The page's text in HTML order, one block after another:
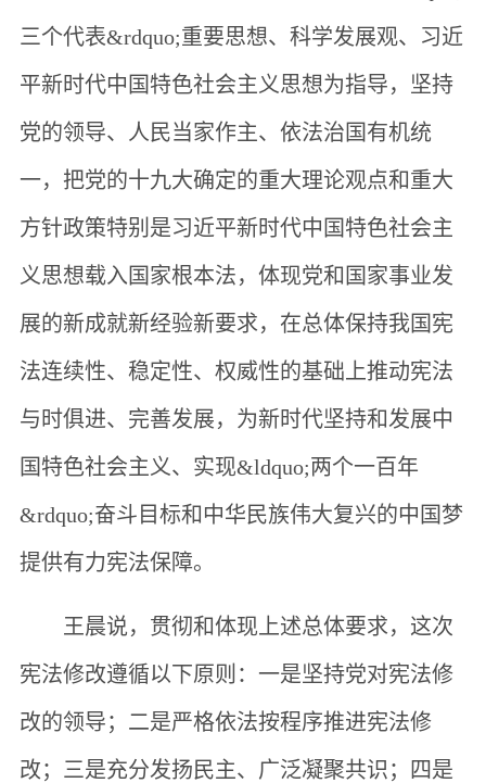
三个代表&rdquo;重要思想、科学发展观、习近
平新时代中国特色社会主义思想为指导，坚持
党的领导、人民当家作主、依法治国有机统
一，把党的十九大确定的重大理论观点和重大
方针政策特别是习近平新时代中国特色社会主
义思想载入国家根本法，体现党和国家事业发
展的新成就新经验新要求，在总体保持我国宪
法连续性、稳定性、权威性的基础上推动宪法
与时俱进、完善发展，为新时代坚持和发展中
国特色社会主义、实现&ldquo;两个一百年
&rdquo;奋斗目标和中华民族伟大复兴的中国梦
提供有力宪法保障。
王晨说，贯彻和体现上述总体要求，这次
宪法修改遵循以下原则：一是坚持党对宪法修
改的领导；二是严格依法按程序推进宪法修
改；三是充分发扬民主、广泛凝聚共识；四是